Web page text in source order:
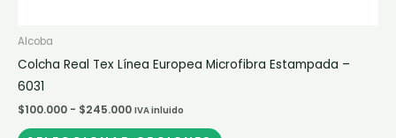
Alcoba
Colcha Real Tex Línea Europea Microfibra Estampada –
6031
$100.000 - $245.000 IVA inluido